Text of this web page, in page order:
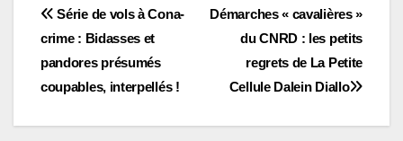
Navigation
de
l’article
Démarches « cavalières »
du CNRD : les petits
regrets de La Petite
Cellule Dalein Diallo
Série de vols à Cona-
crime : Bidasses et
pandores présumés
coupables, interpellés !